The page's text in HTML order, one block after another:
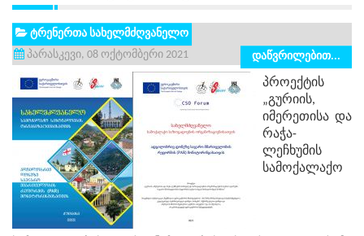
ტრენერთა სახელმძღვანელო
პარასკევი, 08 ოქტომბერი 2021
დაწვრილებით...
პროექტის
„გურიის,
იმერეთისა და
რაჭა-
ლეჩხუმის
სამოქალაქო